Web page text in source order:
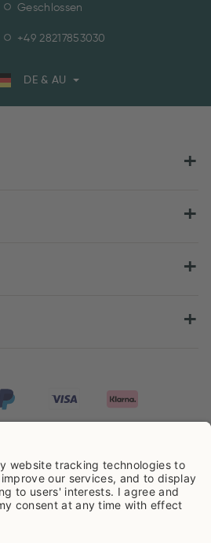
Geschlossen
+49 28217853030
DE & AU